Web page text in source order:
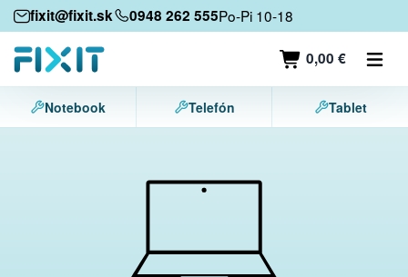
fixit@fixit.sk 0948 262 555Po-Pi 10-18
0,00 €
Mobilné zariadenia
Mobilné telefóny
Tablety
Notebook Telefón Tablet